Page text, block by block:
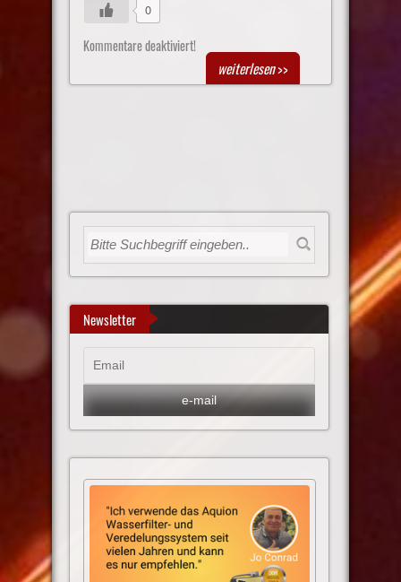
0
Kommentare deaktiviert!
weiterlesen>>
Newsletter